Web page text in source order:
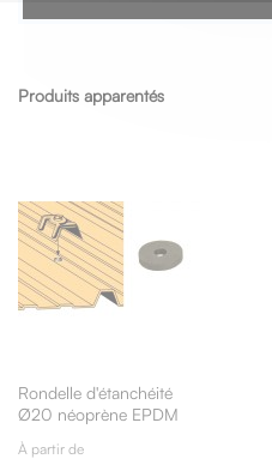
Produits apparentés
Rondelle d'étanchéité
Ø20 néoprène EPDM
À partir de